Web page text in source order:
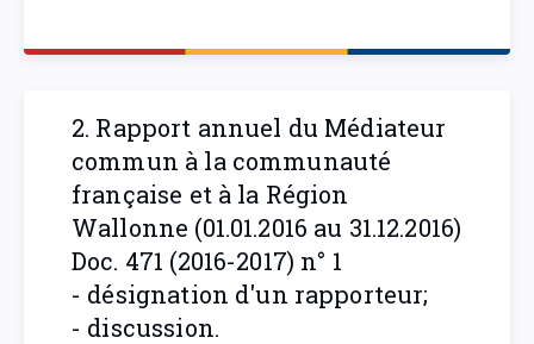
2. Rapport annuel du Médiateur
commun à la communauté
française et à la Région
Wallonne (01.01.2016 au 31.12.2016)
Doc. 471 (2016-2017) n° 1
- désignation d'un rapporteur;
- discussion.